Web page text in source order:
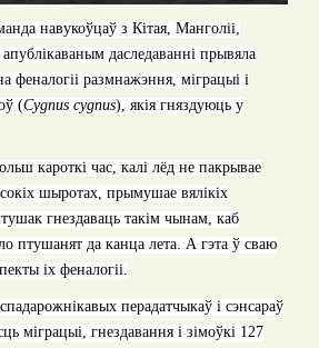
навукоўцаў з Кітая, Манголіі,
даследаванні прывяла
феналогіі размнажэння, міграцыі і
(Cygnus cygnus), якія гняздуюць у
кароткі час, калі лёд не пакрывае
шыротах, прымушае вялікіх
гнездаваць такім чынам, каб
птушанят да канца лета. А гэта ў сваю
іх феналогіі.
перадатчыкаў і сэнсараў
міграцыі, гнездавання і зімоўкі 127